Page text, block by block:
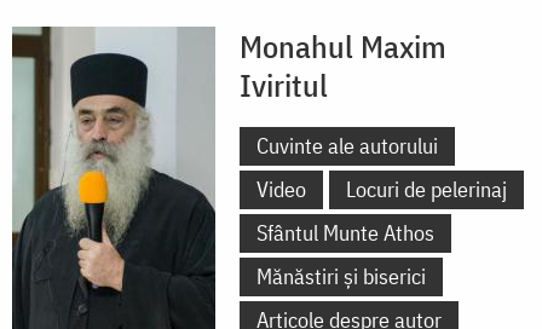
Monahul Maxim
Iviritul
Cuvinte ale autorului
Video
Locuri de pelerinaj
Sfântul Munte Athos
Mănăstiri și biserici
Articole despre autor